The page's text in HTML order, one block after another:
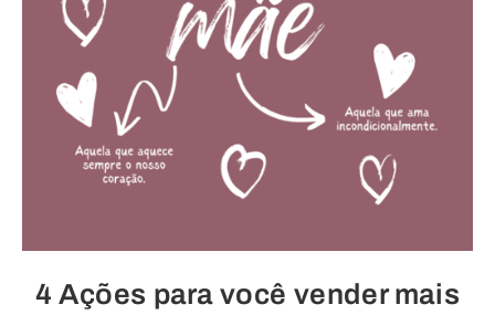
4 Ações para você vender mais